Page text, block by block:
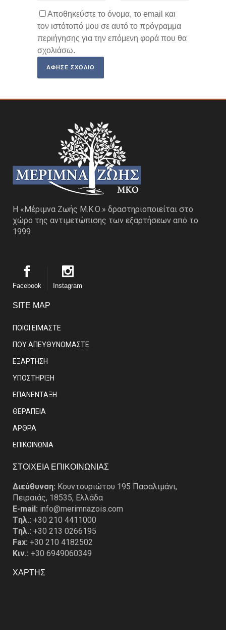
Αποθηκεύστε το όνομα, το email και
τον ιστότοπό μου σε αυτό το πρόγραμμα
περιήγησης για την επόμενη φορά που θα
σχολιάσω.
Η «Μέριμνα Ζωής Μ.Κ.Ο.» δραστηριοποιείται στο
χώρο της αντιμετώπισης των εξαρτήσεων από το
1999
Facebook Instagram
SITE MAP
ΠΟΙΟΙ ΕΙΜΑΣΤE
ΠΟΥ ΑΠΕΥΘΥΝΟΜΑΣΤΕ
ΕΞΑΡΤΗΣΗ
ΥΠΟΣΤΗΡΙΞΗ
ΕΠΑΝΕΝΤΑΞΗ
ΘΕΡΑΠΕΙΑ
ΑΡΘΡΑ
EΠΙΚΟΙΝΩΝΙΑ
ΣΤΟΙΧΕΙΑ ΕΠΙΚΟΙΝΩΝΙΑΣ
Διεύθυνση: Κουντουριώτου 195 Πασαλιμάνι,
Πειραιάς, 18535, Ελλάδα
E-mail: info@merimnazois.com
Tηλ.: +30 210 4411000
Tηλ.: +30 213 0266195
Fax: +30 210 4182502
Κιν.: +30 6949060349
ΧΑΡΤΗΣ